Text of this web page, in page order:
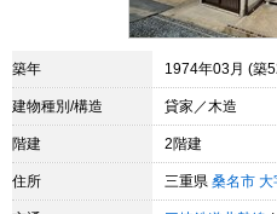
築年 1974年03月 (築
建物種別/構造 貸家／木造
階建 2階建
住所 三重県 桑名市 大